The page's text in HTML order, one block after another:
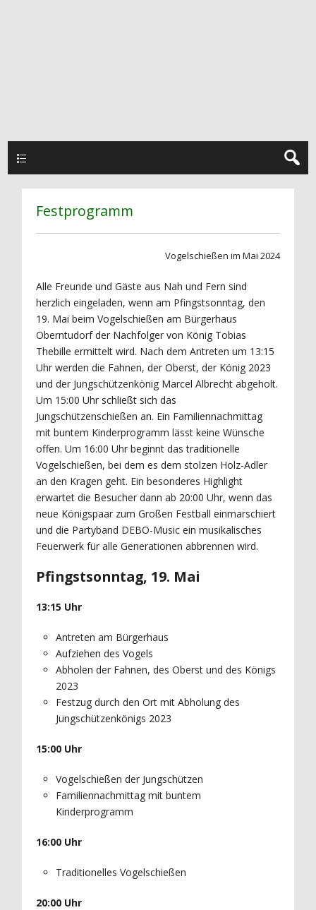
Festprogramm
Vogelschießen im Mai 2024
Alle Freunde und Gäste aus Nah und Fern sind
herzlich eingeladen, wenn am Pfingstsonntag, den
19. Mai beim Vogelschießen am Bürgerhaus
Oberntudorf der Nachfolger von König Tobias
Thebille ermittelt wird. Nach dem Antreten um 13:15
Uhr werden die Fahnen, der Oberst, der König 2023
und der Jungschützenkönig Marcel Albrecht abgeholt.
Um 15:00 Uhr schließt sich das
Jungschützenschießen an. Ein Familiennachmittag
mit buntem Kinderprogramm lässt keine Wünsche
offen. Um 16:00 Uhr beginnt das traditionelle
Vogelschießen, bei dem es dem stolzen Holz-Adler
an den Kragen geht. Ein besonderes Highlight
erwartet die Besucher dann ab 20:00 Uhr, wenn das
neue Königspaar zum Großen Festball einmarschiert
und die Partyband DEBO-Music ein musikalisches
Feuerwerk für alle Generationen abbrennen wird.
Pfingstsonntag, 19. Mai
13:15 Uhr
Antreten am Bürgerhaus
Aufziehen des Vogels
Abholen der Fahnen, des Oberst und des Königs
2023
Festzug durch den Ort mit Abholung des
Jungschützenkönigs 2023
15:00 Uhr
Vogelschießen der Jungschützen
Familiennachmittag mit buntem
Kinderprogramm
16:00 Uhr
Traditionelles Vogelschießen
20:00 Uhr